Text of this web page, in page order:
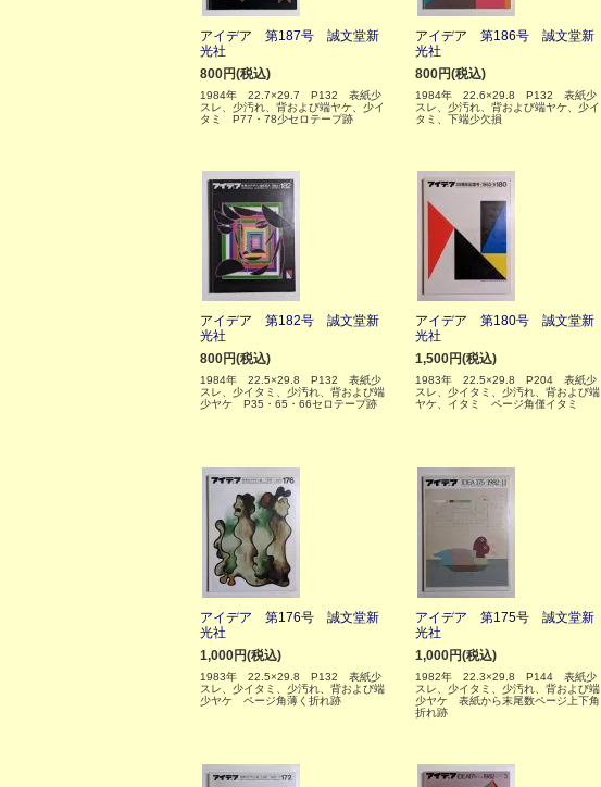
アイデア 第187号 誠文堂新
光社
800円(税込)
1984年 22.7×29.7 P132 表紙少
スレ、少汚れ、背および端ヤケ、少イ
タミ P77・78少セロテープ跡
アイデア 第186号 誠文堂新
光社
800円(税込)
1984年 22.6×29.8 P132 表紙少
スレ、少汚れ、背および端ヤケ、少イ
タミ、下端少欠損
アイデア 第182号 誠文堂新
光社
800円(税込)
1984年 22.5×29.8 P132 表紙少
スレ、少イタミ、少汚れ、背および端
少ヤケ P35・65・66セロテープ跡
アイデア 第180号 誠文堂新
光社
1,500円(税込)
1983年 22.5×29.8 P204 表紙少
スレ、少イタミ、少汚れ、背および端
ヤケ、イタミ ページ角僅イタミ
アイデア 第176号 誠文堂新
光社
1,000円(税込)
1983年 22.5×29.8 P132 表紙少
スレ、少イタミ、少汚れ、背および端
少ヤケ ページ角薄く折れ跡
アイデア 第175号 誠文堂新
光社
1,000円(税込)
1982年 22.3×29.8 P144 表紙少
スレ、少イタミ、少汚れ、背および端
少ヤケ 表紙から末尾数ページ上下角
折れ跡